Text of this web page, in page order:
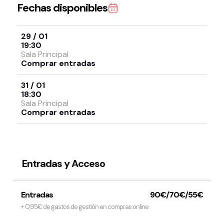
Fechas disponibles
29 / 01
19:30
Sala Principal
Comprar entradas
31 / 01
18:30
Sala Principal
Comprar entradas
Entradas y Acceso
Entradas 90€/70€/55€
+ 0,95€ de gastos de gestión en compras online